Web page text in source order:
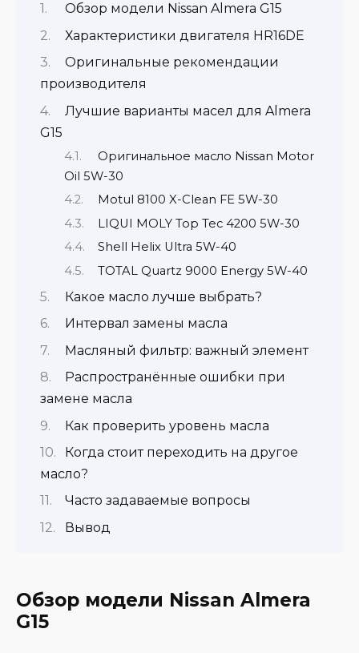
Обзор модели Nissan Almera G15
Характеристики двигателя HR16DE
Оригинальные рекомендации
производителя
Лучшие варианты масел для Almera
G15
Оригинальное масло Nissan Motor
Oil 5W-30
Motul 8100 X-Clean FE 5W-30
LIQUI MOLY Top Tec 4200 5W-30
Shell Helix Ultra 5W-40
TOTAL Quartz 9000 Energy 5W-40
Какое масло лучше выбрать?
Интервал замены масла
Масляный фильтр: важный элемент
Распространённые ошибки при
замене масла
Как проверить уровень масла
Когда стоит переходить на другое
масло?
Часто задаваемые вопросы
Вывод
Обзор модели Nissan Almera
G15